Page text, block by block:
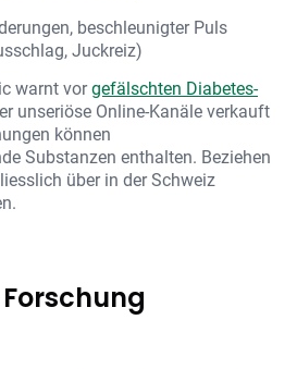
beschleunigter Puls
Juckreiz)
warnt vorgefälschten Diabetes-
unseriöse Online-Kanäle verkauft
können
Substanzen enthalten. Beziehen
über in der Schweiz